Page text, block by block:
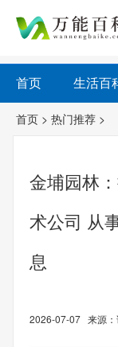
首页 生活百
首页 > 热门推荐 >
金埔园林
术公司 从
息
2026-07-07 来源：